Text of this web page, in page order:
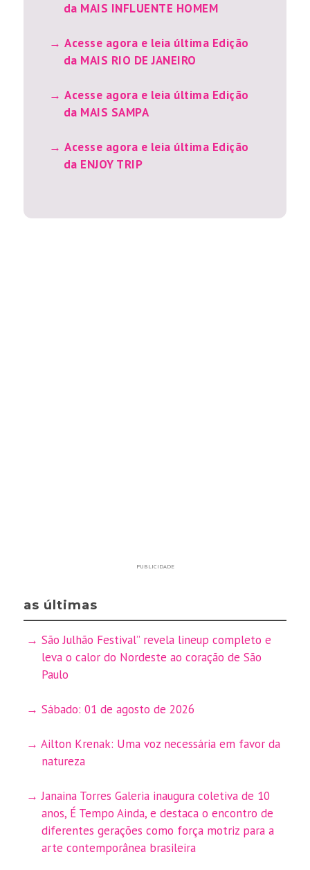
da MAIS INFLUENTE HOMEM
Acesse agora e leia última Edição
da MAIS RIO DE JANEIRO
Acesse agora e leia última Edição
da MAIS SAMPA
Acesse agora e leia última Edição
da ENJOY TRIP
PUBLICIDADE
as últimas
São Julhão Festival” revela lineup completo e
leva o calor do Nordeste ao coração de São
Paulo
Sábado: 01 de agosto de 2026
Ailton Krenak: Uma voz necessária em favor da
natureza
Janaina Torres Galeria inaugura coletiva de 10
anos, É Tempo Ainda, e destaca o encontro de
diferentes gerações como força motriz para a
arte contemporânea brasileira